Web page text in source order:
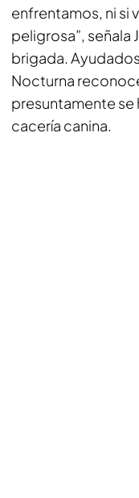
enfrentamos, ni si
peligrosa”, señala
brigada.
Nocturna
presuntamente se
cacería canina.